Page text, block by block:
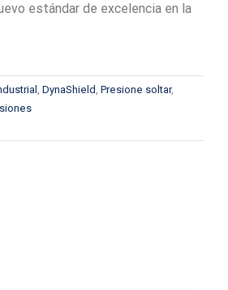
estándar de excelencia en la
, DynaShield, Presione soltar,